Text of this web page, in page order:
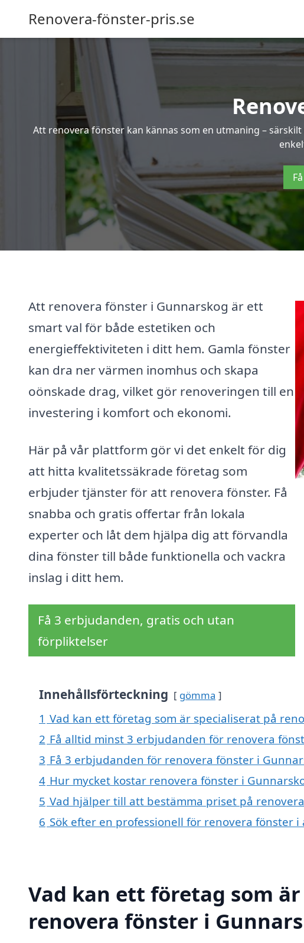
Renovera-fönster-pris.se
Att renovera fönster kan kännas som en utmaning –
Att renovera fönster i Gunnarskog är ett
smart val för både estetiken och
energieffektiviteten i ditt hem. Gamla fönster
kan dra ner värmen inomhus och skapa
oönskade drag, vilket gör renoveringen till en
investering i komfort och ekonomi.
Här på vår plattform gör vi det enkelt för dig
att hitta kvalitetssäkrade företag som
erbjuder tjänster för att renovera fönster. Få
snabba och gratis offertar från lokala
experter och låt dem hjälpa dig att förvandla
dina fönster till både funktionella och vackra
inslag i ditt hem.
Få 3 erbjudanden, gratis och utan
förpliktelser
Innehållsförteckning gömma
1 Vad kan ett företag som är specialiserat på
2 Få alltid minst 3 erbjudanden för renovera
3 Få 3 erbjudanden för renovera fönster i
4 Hur mycket kostar renovera fönster i
5 Vad hjälper till att bestämma priset på
6 Sök efter en professionell för renovera fönster
Vad kan ett företag som
renovera fönster i